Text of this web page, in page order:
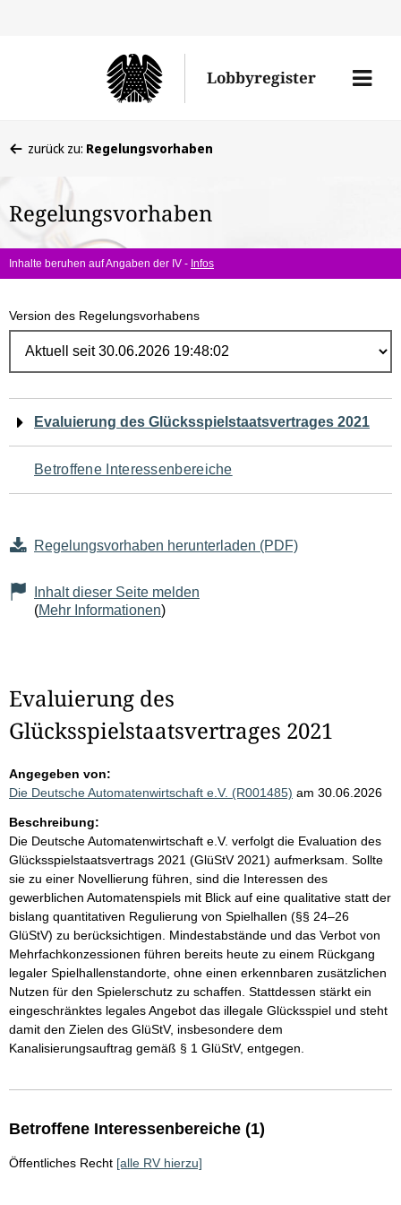
Lobbyregister
Menü
befinden
hier:
zurück zu: Regelungsvorhaben
Regelungsvorhaben
Inhalte beruhen auf Angaben der IV - Infos
Version des Regelungsvorhabens
Navigation
für
den
Seiteninhalt
Evaluierung des Glücksspielstaatsvertrages 2021
Betroffene Interessenbereiche
Regelungsvorhaben herunterladen (PDF)
Inhalt dieser Seite melden
(Mehr Informationen)
Evaluierung des
Glücksspielstaatsvertrages 2021
Angegeben von:
Die Deutsche Automatenwirtschaft e.V. (R001485) am 30.06.2026
Beschreibung:
Die Deutsche Automatenwirtschaft e.V. verfolgt die Evaluation des
Glücksspielstaatsvertrags 2021 (GlüStV 2021) aufmerksam. Sollte
sie zu einer Novellierung führen, sind die Interessen des
gewerblichen Automatenspiels mit Blick auf eine qualitative statt der
bislang quantitativen Regulierung von Spielhallen (§§ 24–26
GlüStV) zu berücksichtigen. Mindestabstände und das Verbot von
Mehrfachkonzessionen führen bereits heute zu einem Rückgang
legaler Spielhallenstandorte, ohne einen erkennbaren zusätzlichen
Nutzen für den Spielerschutz zu schaffen. Stattdessen stärkt ein
eingeschränktes legales Angebot das illegale Glücksspiel und steht
damit den Zielen des GlüStV, insbesondere dem
Kanalisierungsauftrag gemäß § 1 GlüStV, entgegen.
Betroffene Interessenbereiche (1)
Öffentliches Recht [alle RV hierzu]